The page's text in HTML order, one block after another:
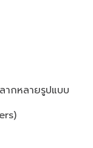
กหลายรูปแบบ